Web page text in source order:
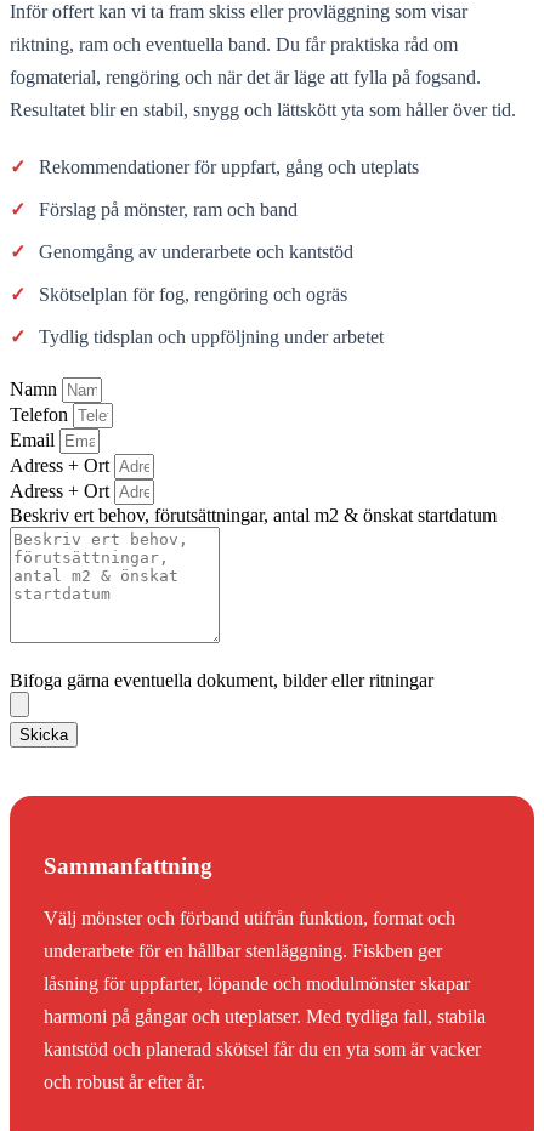
Inför offert kan vi ta fram skiss eller provläggning som visar
riktning, ram och eventuella band. Du får praktiska råd om
fogmaterial, rengöring och när det är läge att fylla på fogsand.
Resultatet blir en stabil, snygg och lättskött yta som håller över tid.
✓ Rekommendationer för uppfart, gång och uteplats
✓ Förslag på mönster, ram och band
✓ Genomgång av underarbete och kantstöd
✓ Skötselplan för fog, rengöring och ogräs
✓ Tydlig tidsplan och uppföljning under arbetet
Namn
Telefon
Email
Adress + Ort
Adress + Ort
Beskriv ert behov, förutsättningar, antal m2 & önskat startdatum
Bifoga gärna eventuella dokument, bilder eller ritningar
Skicka
Sammanfattning
Välj mönster och förband utifrån funktion, format och
underarbete för en hållbar stenläggning. Fiskben ger
låsning för uppfarter, löpande och modulmönster skapar
harmoni på gångar och uteplatser. Med tydliga fall, stabila
kantstöd och planerad skötsel får du en yta som är vacker
och robust år efter år.